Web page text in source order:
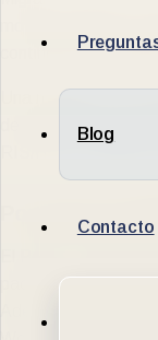
Blog
Contacto
continuidad,
Una migración mal
de estudios
pacientes, vínculos
Además, puede